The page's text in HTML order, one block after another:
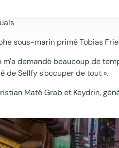
sous-marin priméTobias
m'a demandé beaucoup de
de Sellfy s'occuper de tout ».
Maté Grabet Keydrin,